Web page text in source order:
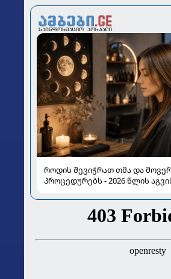
როდის შევიჭრათ თმა და
პროცედურებს - 2026 წლის